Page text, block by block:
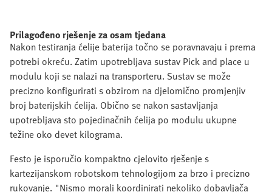
Prilagođeno rješenje za osam tjedana
Nakon testiranja ćelije baterija točno se poravnavaju i prema
potrebi okreću. Zatim upotrebljava sustav Pick and place u
modulu koji se nalazi na transporteru. Sustav se može
precizno konfigurirati s obzirom na djelomično promjenjiv
broj baterijskih ćelija. Obično se nakon sastavljanja
upotrebljava sto pojedinačnih ćelija po modulu ukupne
težine oko devet kilograma.
Festo je isporučio kompaktno cjelovito rješenje s
kartezijanskom robotskom tehnologijom za brzo i precizno
rukovanje. "Nismo morali koordinirati nekoliko dobavljača